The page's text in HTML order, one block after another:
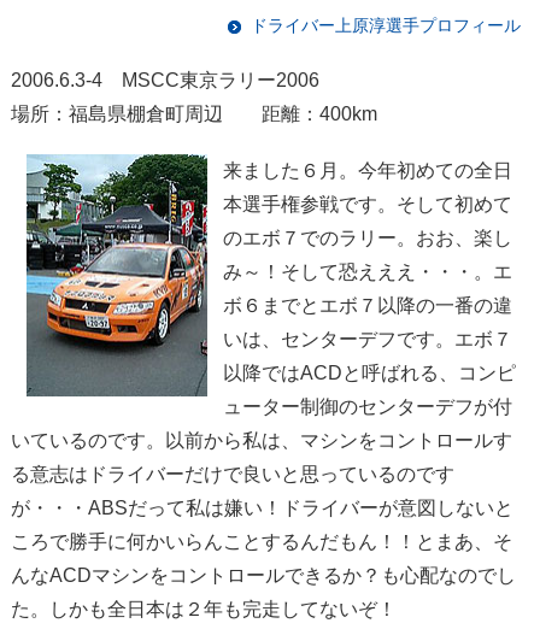
ドライバー上原淳選手プロフィール
2006.6.3-4 MSCC東京ラリー2006
場所：福島県棚倉町周辺 距離：400km
来ました６月。今年初めての全日
本選手権参戦です。そして初めて
のエボ７でのラリー。おお、楽し
み～！そして恐えええ・・・。エ
ボ６までとエボ７以降の一番の違
いは、センターデフです。エボ７
以降ではACDと呼ばれる、コンピ
ューター制御のセンターデフが付
いているのです。以前から私は、マシンをコントロールす
る意志はドライバーだけで良いと思っているのです
が・・・ABSだって私は嫌い！ドライバーが意図しないと
ころで勝手に何かいらんことするんだもん！！とまあ、そ
んなACDマシンをコントロールできるか？も心配なのでし
た。しかも全日本は２年も完走してないぞ！